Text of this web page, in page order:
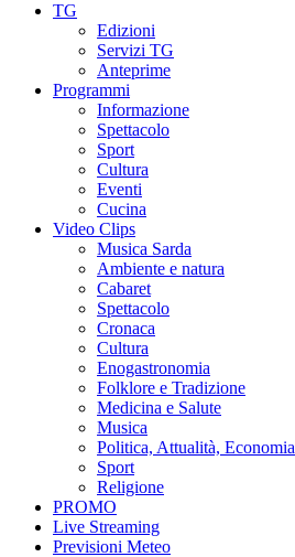
TG
Edizioni
Servizi TG
Anteprime
Programmi
Informazione
Spettacolo
Sport
Cultura
Eventi
Cucina
Video Clips
Musica Sarda
Ambiente e natura
Cabaret
Spettacolo
Cronaca
Cultura
Enogastronomia
Folklore e Tradizione
Medicina e Salute
Musica
Politica, Attualità, Economia
Sport
Religione
PROMO
Live Streaming
Previsioni Meteo